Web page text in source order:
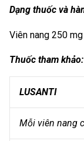
Dạng thuốc và
Viên nang 250
Thuốc tham khảo:
LUSANTI
Mỗi viên nang